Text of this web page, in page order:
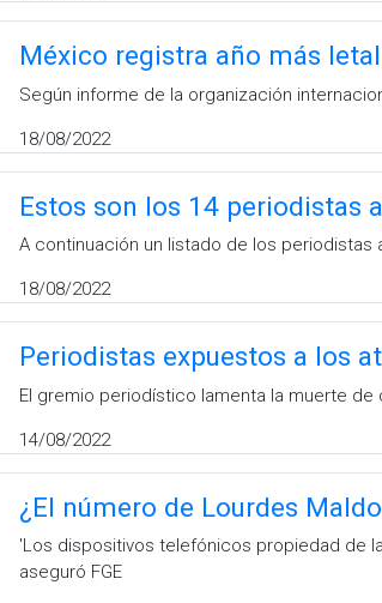
México registra año más
Según informe de la organización
18/08/2022
Estos son los 14 periodistas
A continuación un listado de los periodistas
18/08/2022
Periodistas expuestos a los
El gremio periodístico lamenta la muerte de
14/08/2022
¿El número de Lourdes
'Los dispositivos telefónicos propiedad de
aseguró FGE